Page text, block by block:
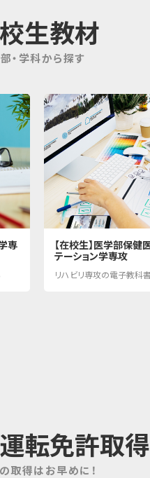
生教材
・学科から探す
専
【在校生】医学部保
テーション学専攻
リハビリ専攻の電子教科
転免許取得
取得はお早めに！